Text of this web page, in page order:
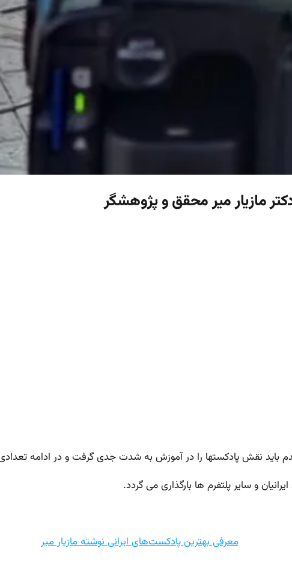
مازیار میر محقق و پژوهشگر
باید نقش پادکستها را در آموزش به شدت جدی گرفت و در ادامه
و سایر پلتفرم ها بارگذاری می گردد.
معرفی بهترین پادکست‌‌های ایرانی نوشته مازیار میر